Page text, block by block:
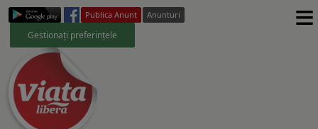
Publica Anunt Anunturi
Gestionați preferințele ≡